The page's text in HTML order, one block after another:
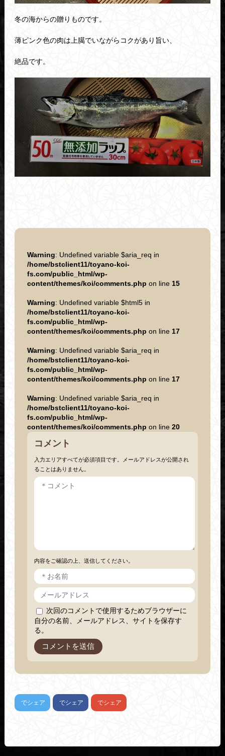
冬の海からの贈りものです。
薄ピンク色の肉は上臈でいながらコクがあり旨い、
絶品です。
Warning: Undefined variable $aria_req in
/home/bstclient11/toyano-koi-
fs.com/public_html/wp-
content/themes/koi/comments.php on line 15
Warning: Undefined variable $html5 in
/home/bstclient11/toyano-koi-
fs.com/public_html/wp-
content/themes/koi/comments.php on line 17
Warning: Undefined variable $aria_req in
/home/bstclient11/toyano-koi-
fs.com/public_html/wp-
content/themes/koi/comments.php on line 17
Warning: Undefined variable $aria_req in
/home/bstclient11/toyano-koi-
fs.com/public_html/wp-
content/themes/koi/comments.php on line 20
コメント
入力エリアすべてが必須項目です。メールアドレスが公開され
ることはありません。
内容をご確認の上、送信してください。
次回のコメントで使用するためブラウザーに
自分の名前、メールアドレス、サイトを保存す
る。
でシェア でシェア でシェア